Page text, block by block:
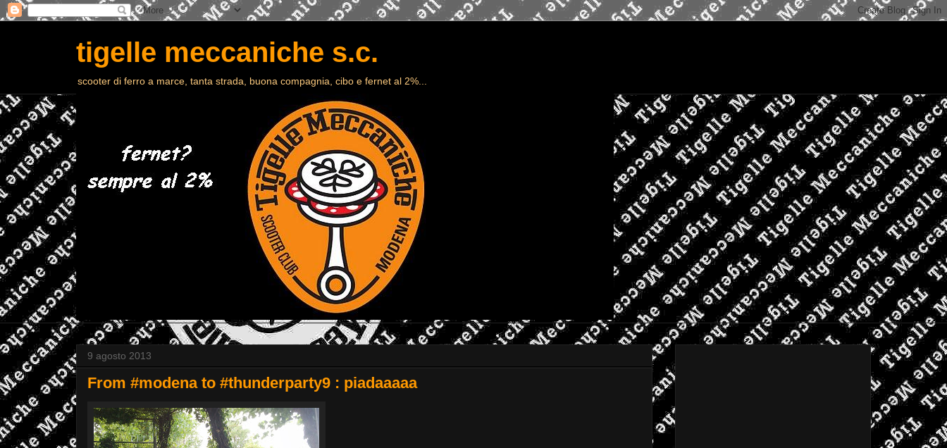
tigelle meccaniche s.c.
scooter di ferro a marce, tanta strada, buona compagnia, cibo e fernet al 2%...
9 agosto 2013
From #modena to #thunderparty9 : piadaaaaa